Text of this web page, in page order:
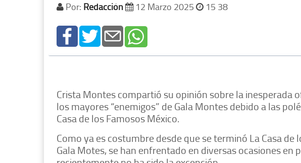
Por: Redacción 12 Marzo 2025 15 38
Crista Montes compartió su opinión sobre la inesperada
los mayores “enemigos” de Gala Montes debido a las
Casa de los Famosos México.
Como ya es costumbre desde que se terminó La Casa de
Gala Motes, se han enfrentado en diversas ocasiones en